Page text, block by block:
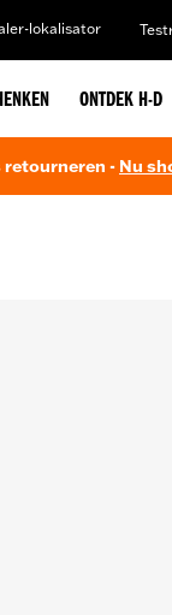
lokalisator
ONTDEK H-D
retourneren - Nu